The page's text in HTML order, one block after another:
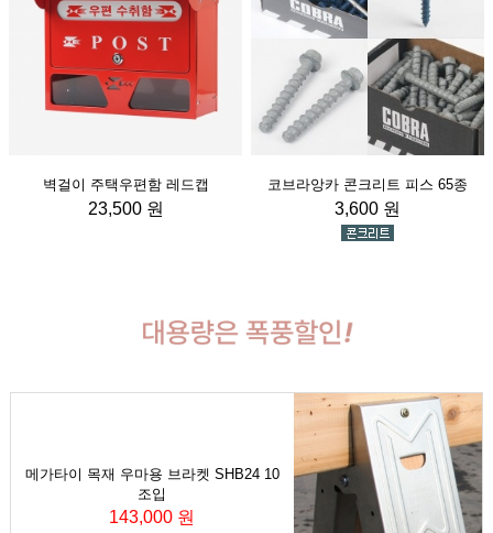
벽걸이 주택우편함 레드캡
23,500 원
코브라앙카 콘크리트 피스 65종
3,600 원
메가타이 목재 우마용 브라켓 SHB24 10
조입
143,000 원